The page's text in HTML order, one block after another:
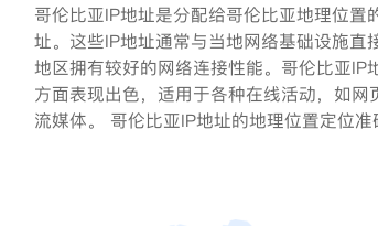
哥伦比亚IP地址是分配给哥伦比亚地理位置
址。这些IP地址通常与当地网络基础设施直
地区拥有较好的网络连接性能。哥伦比亚IP
方面表现出色，适用于各种在线活动，如网
流媒体。 哥伦比亚IP地址的地理位置定位准